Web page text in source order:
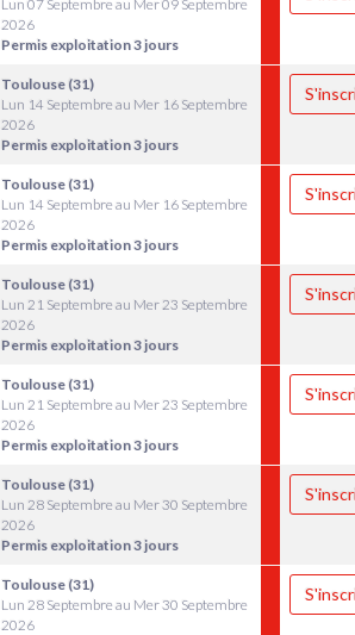
Lun 07 Septembre au Mer 09 Septembre
2026
Permis exploitation 3 jours
Toulouse (31)
Lun 14 Septembre au Mer 16 Septembre
2026
Permis exploitation 3 jours
Toulouse (31)
Lun 14 Septembre au Mer 16 Septembre
2026
Permis exploitation 3 jours
Toulouse (31)
Lun 21 Septembre au Mer 23 Septembre
2026
Permis exploitation 3 jours
Toulouse (31)
Lun 21 Septembre au Mer 23 Septembre
2026
Permis exploitation 3 jours
Toulouse (31)
Lun 28 Septembre au Mer 30 Septembre
2026
Permis exploitation 3 jours
Toulouse (31)
Lun 28 Septembre au Mer 30 Septembre
2026